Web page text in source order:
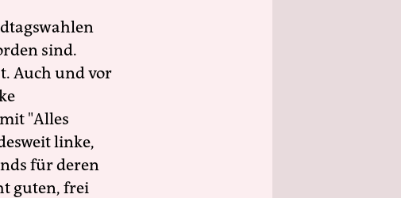
sind.
Auch und vor
"Alles
linke,
für deren
guten, frei